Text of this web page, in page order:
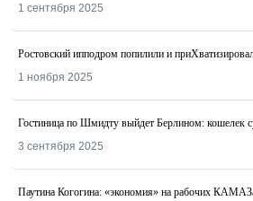
1 сентября 2025
Ростовский ипподром попилили и
1 ноября 2025
Гостиница по Шмидту выйдет Берлином: кошелек
3 сентября 2025
Паутина Когогина: «экономия» на рабочих